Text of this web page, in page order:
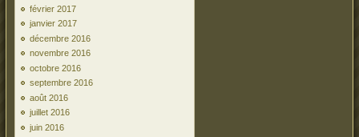
février 2017
janvier 2017
décembre 2016
novembre 2016
octobre 2016
septembre 2016
août 2016
juillet 2016
juin 2016